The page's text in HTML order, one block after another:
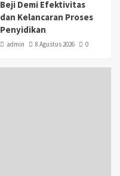
Beji Demi Efektivitas
dan Kelancaran Proses
Penyidikan
admin 8 Agustus 2026 0